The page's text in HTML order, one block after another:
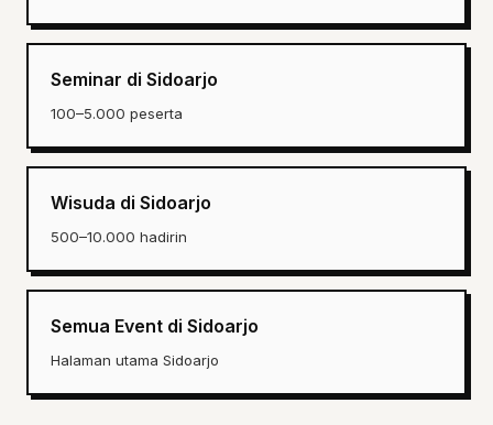
Seminar di Sidoarjo
100–5.000 peserta
Wisuda di Sidoarjo
500–10.000 hadirin
Semua Event di Sidoarjo
Halaman utama Sidoarjo